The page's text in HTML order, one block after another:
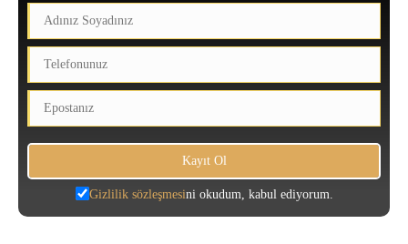
Gizlilik sözleşmesini okudum, kabul ediyorum.